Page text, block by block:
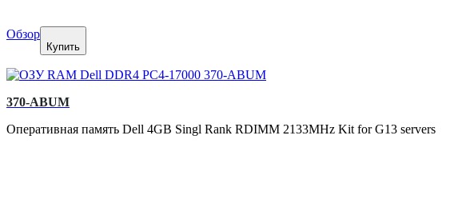
Обзор
Купить
370-ABUM
Оперативная память Dell 4GB Singl Rank RDIMM 2133MHz Kit for G13 servers